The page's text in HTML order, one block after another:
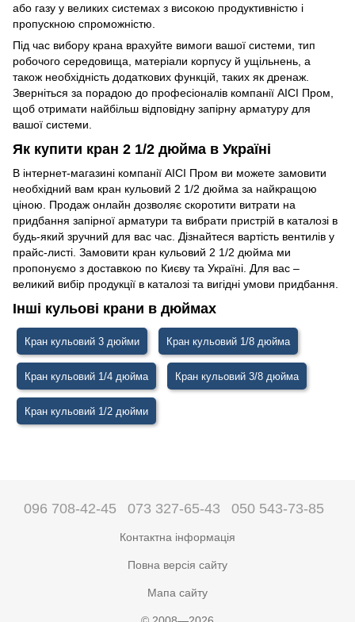
або газу у великих системах з високою продуктивністю і
пропускною спроможністю.
Під час вибору крана врахуйте вимоги вашої системи, тип
робочого середовища, матеріали корпусу й ущільнень, а
також необхідність додаткових функцій, таких як дренаж.
Зверніться за порадою до професіоналів компанії АІСІ Пром,
щоб отримати найбільш відповідну запірну арматуру для
вашої системи.
Як купити кран 2 1/2 дюйма в Україні
В інтернет-магазині компанії АІСІ Пром ви можете замовити
необхідний вам кран кульовий 2 1/2 дюйма за найкращою
ціною. Продаж онлайн дозволяє скоротити витрати на
придбання запірної арматури та вибрати пристрій в каталозі в
будь-який зручний для вас час. Дізнайтеся вартість вентилів у
прайс-листі. Замовити кран кульовий 2 1/2 дюйма ми
пропонуємо з доставкою по Києву та Україні. Для вас –
великий вибір продукції в каталозі та вигідні умови придбання.
Інші кульові крани в дюймах
Кран кульовий 3 дюйми Кран кульовий 1/8 дюйма
Кран кульовий 1/4 дюйма Кран кульовий 3/8 дюйма
Кран кульовий 1/2 дюйми
096 708-42-45 073 327-65-43 050 543-73-85
Контактна інформація
Повна версія сайту
Мапа сайту